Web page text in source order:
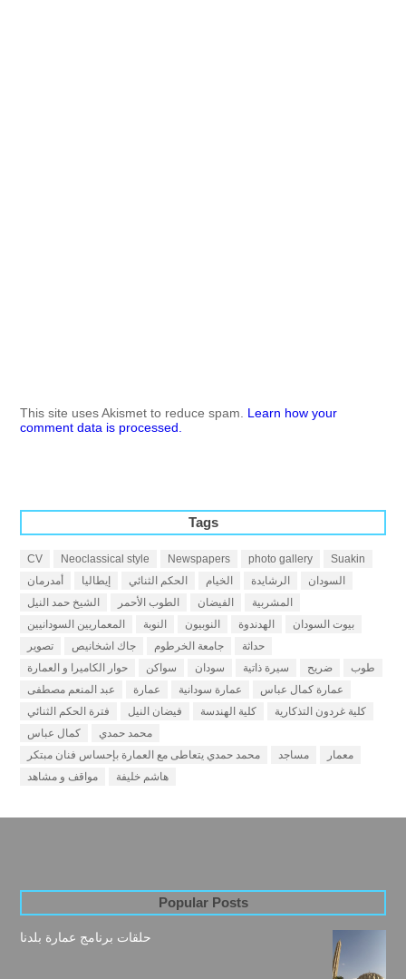
This site uses Akismet to reduce spam. Learn how your
comment data is processed.
Tags
CV Neoclassical style Newspapers photo gallery
Suakin
أمدرمان
إيطاليا الحكم الثنائي الخيام الرشايدة
السودان
الشيخ حمد النيل
الطوب الأحمر الفيضان
المشربية
المعماريين السودانيين
النوبة النوبيون الهدندوة
بيوت السودان
تصوير
جاك اشخانيص جامعة الخرطوم
حداثة
حوار الكاميرا و العمارة
سواكن سودان سيرة ذاتية ضريح
طوب
عبد المنعم مصطفى
عمارة عمارة سودانية
عمارة كمال عباس
فترة الحكم الثنائي
فيضان النيل كلية الهندسة
كلية غردون التذكارية
كمال عباس
محمد حمدي
محمد حمدي يتعاطى مع العمارة بإحساس فنان مبتكر
مساجد
معمار
مواقف و مشاهد
هاشم خليفة
Popular Posts
حلقات برنامج عمارة بلدنا